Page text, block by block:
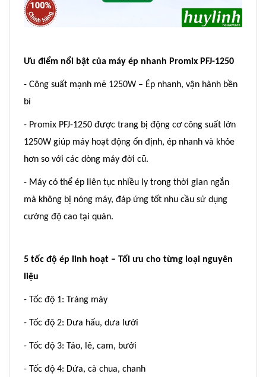
Ưu điểm nổi bật của máy ép nhanh Promix PFJ-1250
- Công suất mạnh mẽ 1250W – Ép nhanh, vận hành bền
bỉ
- Promix PFJ-1250 được trang bị động cơ công suất lớn
1250W giúp máy hoạt động ổn định, ép nhanh và khỏe
hơn so với các dòng máy đời cũ.
- Máy có thể ép liên tục nhiều ly trong thời gian ngắn
mà không bị nóng máy, đáp ứng tốt nhu cầu sử dụng
cường độ cao tại quán.
5 tốc độ ép linh hoạt – Tối ưu cho từng loại nguyên
liệu
- Tốc độ 1: Tráng máy
- Tốc độ 2: Dưa hấu, dưa lưới
- Tốc độ 3: Táo, lê, cam, bưởi
- Tốc độ 4: Dứa, cà chua, chanh